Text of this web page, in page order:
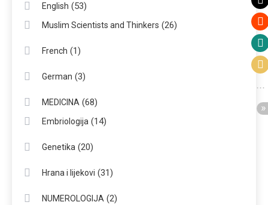
English (53)
Muslim Scientists and Thinkers (26)
French (1)
German (3)
MEDICINA (68)
Embriologija (14)
Genetika (20)
Hrana i lijekovi (31)
NUMEROLOGIJA (2)